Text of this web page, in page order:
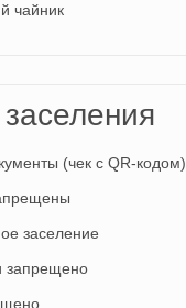
чайник
(чек с QR-кодом)
заселение
запрещено